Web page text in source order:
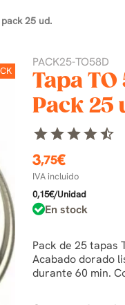
25 ud.
PACK25-TO58D
Tapa
Pack 25
starstarstarstarstar_half
3,75€
IVA incluido
0,15€/Unidad
En stock
Pack de 25 tapas
Acabado dorado
durante 60 min.